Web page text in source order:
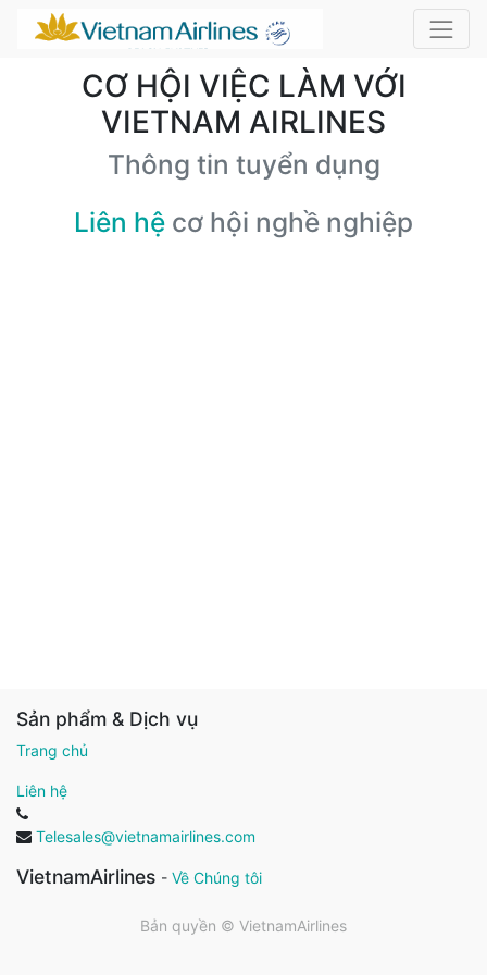
CƠ HỘI VIỆC LÀM VỚI
VIETNAM AIRLINES
Thông tin tuyển dụng
Liên hệ cơ hội nghề nghiệp
Sản phẩm & Dịch vụ
Trang chủ
Liên hệ
Telesales@vietnamairlines.com
VietnamAirlines - Về Chúng tôi
Bản quyền © VietnamAirlines